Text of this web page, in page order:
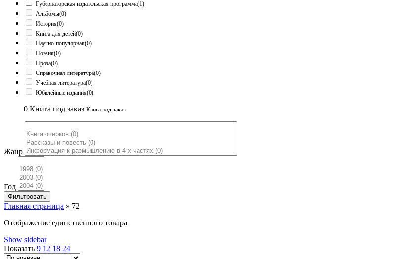
Губернаторская издательская программа(1)
Альбомы(0)
История(0)
Книга для детей(0)
Научно-популярная(0)
Поэзия(0)
Проза(0)
Справочная литература(0)
Учебная литература(0)
Юбилейные издания(0)
0 Книга под заказ Книга под заказ
Жанр
Год
Фильтровать
Главная страница » 72
Отображение единственного товара
Show sidebar
Показать 9 12 18 24